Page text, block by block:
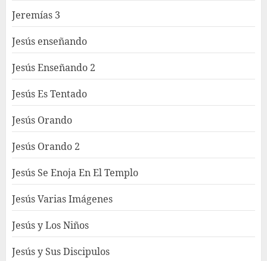
Jeremías 3
Jesús enseñando
Jesús Enseñando 2
Jesús Es Tentado
Jesús Orando
Jesús Orando 2
Jesús Se Enoja En El Templo
Jesús Varias Imágenes
Jesús y Los Niños
Jesús y Sus Discipulos